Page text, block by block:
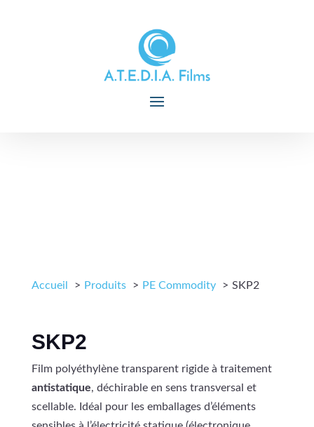
Accueil Produits PE Commodity SKP2
SKP2
Film polyéthylène transparent rigide à traitement
antistatique, déchirable en sens transversal et
scellable. Idéal pour les emballages d’éléments